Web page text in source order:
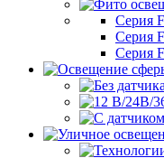
Серия
Серия
Серия